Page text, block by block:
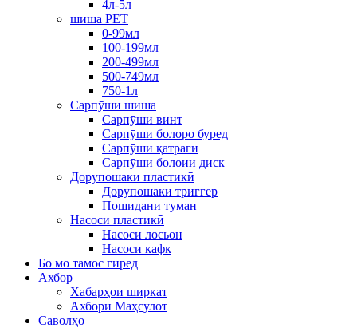
4л-5л
шиша PET
0-99мл
100-199мл
200-499мл
500-749мл
750-1л
Сарпӯши шиша
Сарпӯши винт
Сарпӯши болоро буред
Сарпӯши қатрагӣ
Сарпӯши болоии диск
Дорупошаки пластикӣ
Дорупошаки триггер
Пошидани туман
Насоси пластикӣ
Насоси лосьон
Насоси кафк
Бо мо тамос гиред
Ахбор
Хабарҳои ширкат
Ахбори Маҳсулот
Саволҳо